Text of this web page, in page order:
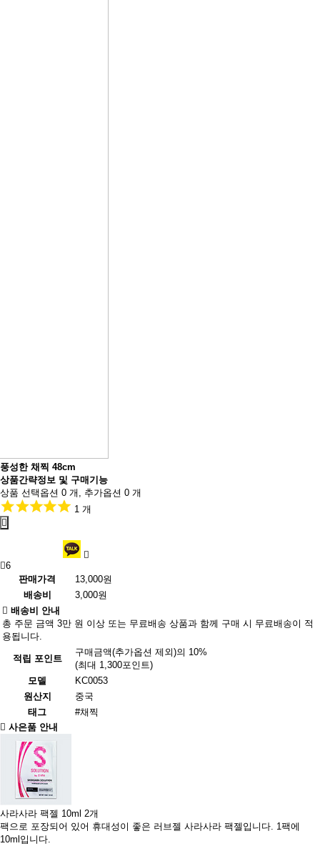
풍성한 채찍 48cm
상품간략정보 및 구매기능
상품 선택옵션 0 개, 추가옵션 0 개
1 개
6
판매가격
13,000원
배송비
3,000원
배송비 안내
총 주문 금액 3만 원 이상 또는 무료배송 상품과 함께 구매 시 무료배송이 적
용됩니다.
적립 포인트
구매금액(추가옵션 제외)의 10%
(최대 1,300포인트)
모델
KC0053
원산지
중국
태그
#채찍
사은품 안내
사라사라 팩젤 10ml 2개
팩으로 포장되어 있어 휴대성이 좋은 러브젤 사라사라 팩젤입니다. 1팩에
10ml입니다.